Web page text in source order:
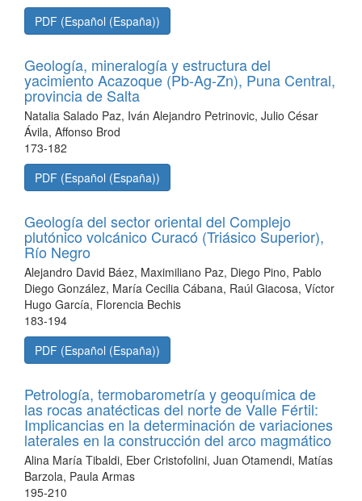
PDF (Español (España))
Geología, mineralogía y estructura del
yacimiento Acazoque (Pb-Ag-Zn), Puna Central,
provincia de Salta
Natalia Salado Paz, Iván Alejandro Petrinovic, Julio César
Ávila, Affonso Brod
173-182
PDF (Español (España))
Geología del sector oriental del Complejo
plutónico volcánico Curacó (Triásico Superior),
Río Negro
Alejandro David Báez, Maximiliano Paz, Diego Pino, Pablo
Diego González, María Cecilia Cábana, Raúl Giacosa, Víctor
Hugo García, Florencia Bechis
183-194
PDF (Español (España))
Petrología, termobarometría y geoquímica de
las rocas anatécticas del norte de Valle Fértil:
Implicancias en la determinación de variaciones
laterales en la construcción del arco magmático
Alina María Tibaldi, Eber Cristofolini, Juan Otamendi, Matías
Barzola, Paula Armas
195-210